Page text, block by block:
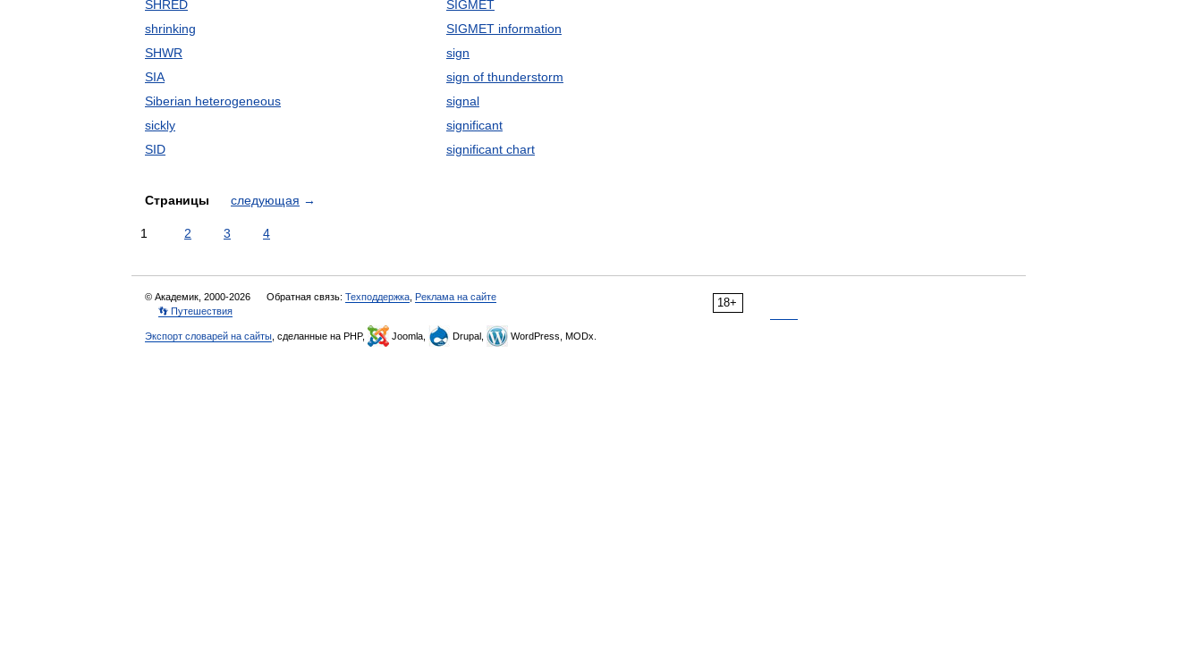
SHRED
shrinking
SHWR
SIA
Siberian heterogeneous
sickly
SID
SIGMET
SIGMET information
sign
sign of thunderstorm
signal
significant
significant chart
Страницы следующая →
1 2 3 4
18+
© Академик, 2000-2026 Обратная связь: Техподдержка Реклама на сайте
👣 Путешествия
Экспорт словарей на сайты , сделанные на PHP, Joomla, Drupal, WordPress, MODx.